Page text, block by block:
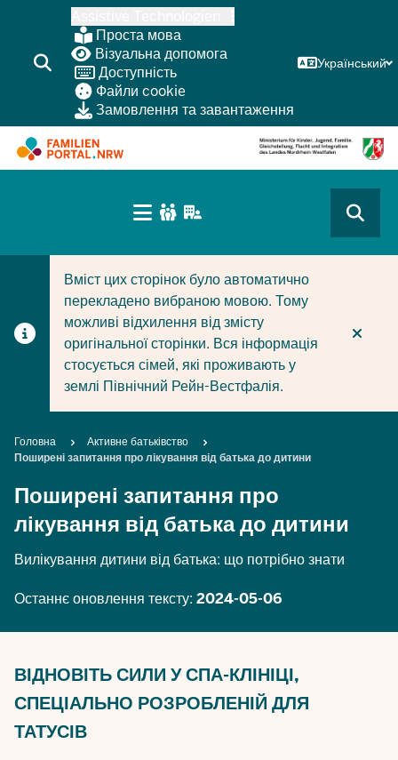
основного
змісту
Проста мова
Візуальна допомога
Доступність
Файли cookie
Замовлення та завантаження
Український
CURRENT SECTION ДЛЯ КОМПАНІЙ/
CURRENT SECTION ДЛЯ СІМЕЙ
(BÜRGERBEREICH
Вміст цих сторінок було автоматично
перекладено вибраною мовою. Тому
можливі відхилення від змісту
оригінальної сторінки. Вся інформація
стосується сімей, які проживають у
землі Північний Рейн-Вестфалія.
Breadcrumb
Головна
Активне батьківство
Поширені запитання про лікування від батька до дитини
Поширені запитання про
лікування від батька до дитини
Вилікування дитини від батька: що потрібно знати
Останнє оновлення тексту: 2024-05-06
ВІДНОВІТЬ СИЛИ У СПА-КЛІНІЦІ,
СПЕЦІАЛЬНО РОЗРОБЛЕНІЙ ДЛЯ
ТАТУСІВ